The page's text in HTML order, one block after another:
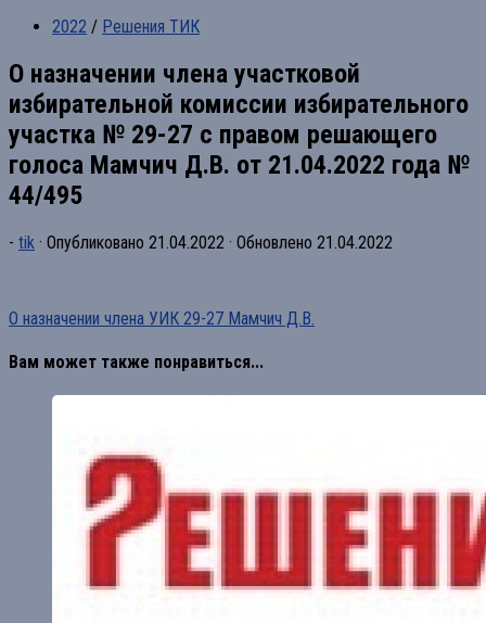
2022 / Решения ТИК
О назначении члена участковой
избирательной комиссии избирательного
участка № 29-27 с правом решающего
голоса Мамчич Д.В. от 21.04.2022 года №
44/495
- tik · Опубликовано 21.04.2022 · Обновлено 21.04.2022
О назначении члена УИК 29-27 Мамчич Д.В.
Вам может также понравиться...